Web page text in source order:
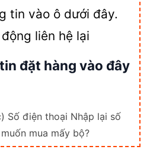
tin vào ô dưới đây.
liên hệ lại
đặt hàng vào đây
Số điện thoại Nhập lại số
muốn mua mấy bộ?